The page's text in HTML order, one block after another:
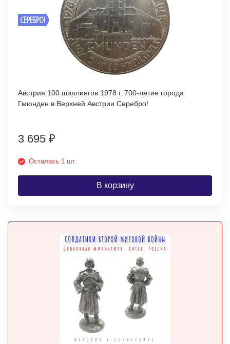
СЕРЕБРО!
Австрия 100 шиллингов 1978 г. 700-летие города
Гмюнден в Верхней Австрии Серебро!
3 695 ₽
Осталась 1 шт.
В корзину